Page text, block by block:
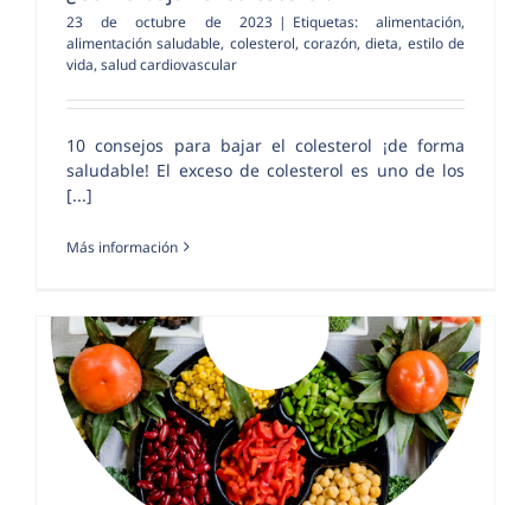
23 de octubre de 2023 | Etiquetas:alimentación,
alimentación saludable, colesterol,corazón,dieta, estilo de
vida, salud cardiovascular
10 consejos para bajar el colesterol ¡de forma
saludable! El exceso de colesterol es uno de los
[...]
Más información